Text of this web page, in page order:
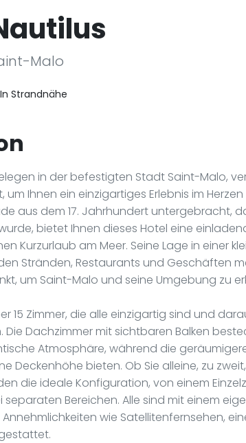
Malo
In Strandnähe
in der befestigten Stadt Saint-Malo,
Ihnen ein einzigartiges Erlebnis im
aus dem 17. Jahrhundert untergebracht,
bietet Ihnen dieses Hotel eine
Kurzurlaub am Meer. Seine Lage in einer
Stränden, Restaurants und Geschäften
um Saint-Malo und seine Umgebung zu
15 Zimmer, die alle einzigartig sind und
Die Dachzimmer mit sichtbaren Balken
Atmosphäre, während die
Deckenhöhe bieten. Ob Sie alleine, zu
die ideale Konfiguration, von einem
separaten Bereichen. Alle sind mit einem
wie Satellitenfernsehen,